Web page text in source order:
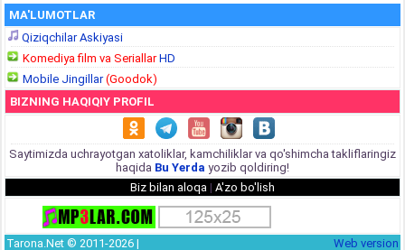
MA'LUMOTLAR
Qiziqchilar Askiyasi
Komediya film va SeriallarHD
Mobile Jingillar(Goodok)
BIZNING HAQIQIY PROFIL
Saytimizda uchrayotgan xatoliklar, kamchiliklar va qo'shimcha takliflaringiz
haqida Bu Yerda yozib qoldiring!
Biz bilan aloqa | A'zo bo'lish
Tarona.Net © 2011-2026 | Web version